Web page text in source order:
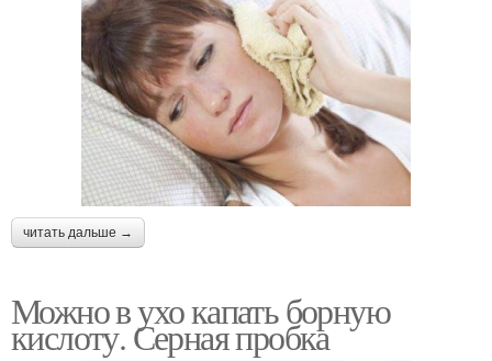
читать дальше →
Можно в ухо капать борную
кислоту. Серная пробка